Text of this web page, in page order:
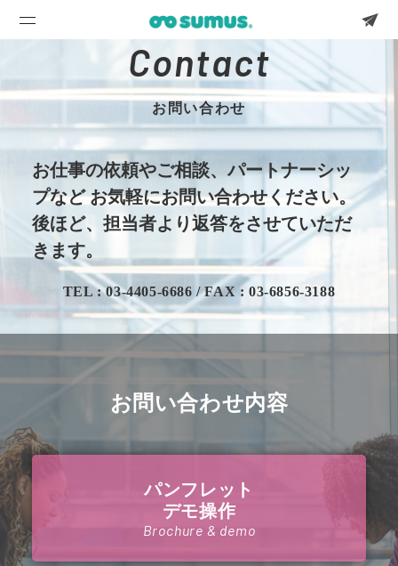
Contact
お問い合わせ
お仕事の依頼やご相談、パートナーシッ
プなどお気軽にお問い合わせください。
後ほど、担当者より返答をさせていただ
きます。
TEL : 03-4405-6686 / FAX : 03-6856-3188
お問い合わせ内容
パンフレット
デモ操作
Brochure & demo